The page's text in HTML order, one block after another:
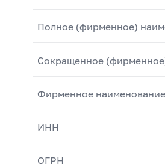
Полное (фирменное)
Сокращенное
Фирменное
ИНН
ОГРН